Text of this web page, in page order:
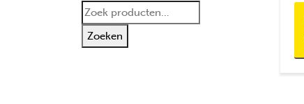
Zoeken
naar:
Zoeken